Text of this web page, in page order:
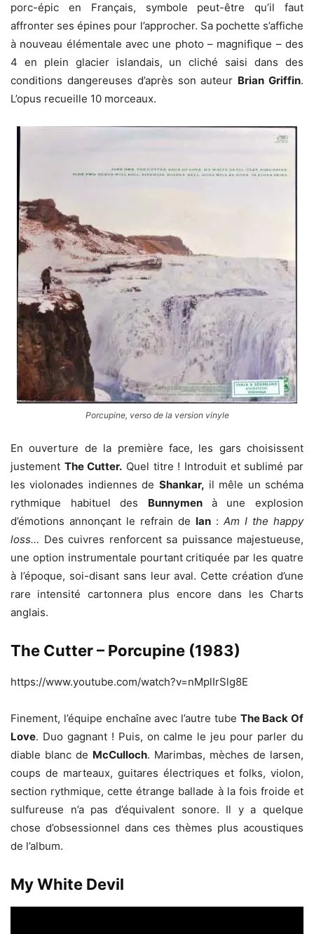
porc-épic en Français, symbole peut-être qu’il faut
affronter ses épines pour l’approcher. Sa pochette s’affiche
à nouveau élémentale avec une photo – magnifique – des
4 en plein glacier islandais, un cliché saisi dans des
conditions dangereuses d’après son auteur Brian Griffin.
L’opus recueille 10 morceaux.
Porcupine, verso de la version vinyle
En ouverture de la première face, les gars choisissent
justement The Cutter. Quel titre ! Introduit et sublimé par
les violonades indiennes de Shankar, il mêle un schéma
rythmique habituel des Bunnymen à une explosion
d’émotions annonçant le refrain de Ian : Am I the happy
loss… Des cuivres renforcent sa puissance majestueuse,
une option instrumentale pourtant critiquée par les quatre
à l’époque, soi-disant sans leur aval. Cette création d’une
rare intensité cartonnera plus encore dans les Charts
anglais.
The Cutter – Porcupine (1983)
https://www.youtube.com/watch?v=nMplIrSlg8E
Finement, l’équipe enchaîne avec l’autre tube The Back Of
Love. Duo gagnant ! Puis, on calme le jeu pour parler du
diable blanc de McCulloch. Marimbas, mèches de larsen,
coups de marteaux, guitares électriques et folks, violon,
section rythmique, cette étrange ballade à la fois froide et
sulfureuse n’a pas d’équivalent sonore. Il y a quelque
chose d’obsessionnel dans ces thèmes plus acoustiques
de l’album.
My White Devil